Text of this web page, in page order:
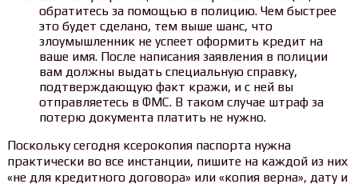
обратитесь за помощью в полицию. Чем быстрее
это будет сделано, тем выше шанс, что
злоумышленник не успеет оформить кредит на
ваше имя. После написания заявления в полиции
вам должны выдать специальную справку,
подтверждающую факт кражи, и с ней вы
отправляетесь в ФМС. В таком случае штраф за
потерю документа платить не нужно.
Поскольку сегодня ксерокопия паспорта нужна
практически во все инстанции, пишите на каждой из них
«не для кредитного договора» или «копия верна», дату и